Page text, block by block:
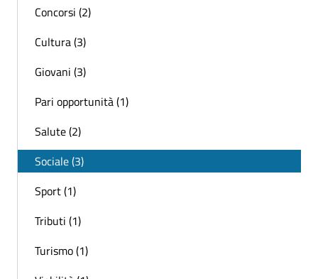
Concorsi (2)
Cultura (3)
Giovani (3)
Pari opportunità (1)
Salute (2)
Sociale (3)
Sport (1)
Tributi (1)
Turismo (1)